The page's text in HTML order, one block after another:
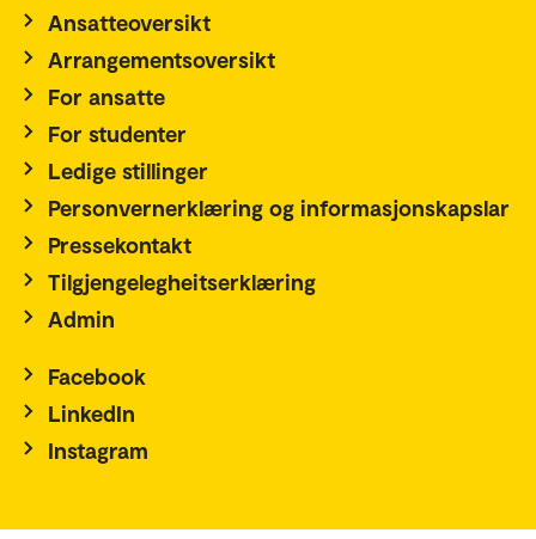
Ansatteoversikt
Arrangementsoversikt
For ansatte
For studenter
Ledige stillinger
Personvernerklæring og informasjonskapslar
Pressekontakt
Tilgjengelegheitserklæring
Admin
Facebook
LinkedIn
Instagram